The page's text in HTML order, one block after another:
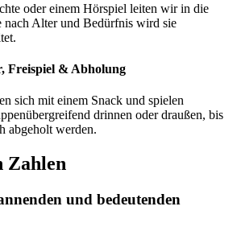
oder einem Hörspiel leiten wir in die
nach Alter und Bedürfnis wird sie
Freispiel & Abholung
sich mit einem Snack und spielen
drinnen oder draußen, bis
abgeholt werden.
Zahlen
und bedeutenden